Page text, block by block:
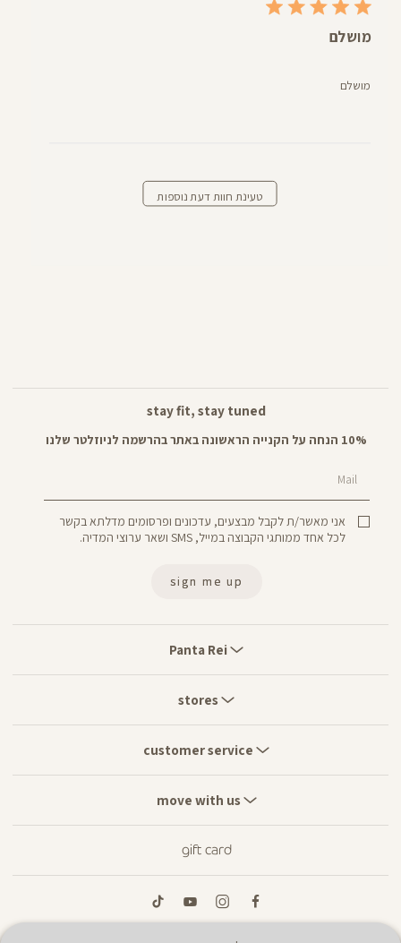
מושלם
מושלם
טעינת חוות דעת נוספות
Rei
Panta Rei
stores
with
service
customer service
gift card
stay fit, stay tuned
10% הנחה על הקנייה הראשונה באתר בהרשמה לניוזלטר שלנו
Mail
אני מאשר/ת לקבל מבצעים, עדכונים ופרסומים מדלתא בקשר
לכל אחד ממותגי הקבוצה במייל, SMS ושאר ערוצי המדיה.
sign me up
facebook
instagram
youtube
tiktok